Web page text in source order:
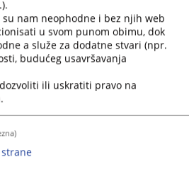
informacija koje se
organa, po najnižoj
PREGLEDA
nam neophodne i bez njih web
u svom punom obimu, dok
a služe za dodatne stvari (npr.
budućeg usavršavanja
ili uskratiti pravo na